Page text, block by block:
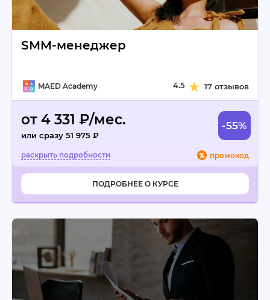
SMM-менеджер
MAED Academy 4.5 17 отзывов
от 4 331 ₽/мес.
или сразу 51 975 ₽
-55%
промокод
ПОДРОБНЕЕ О КУРСЕ